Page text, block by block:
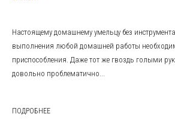
Настоящему домашнему умельцу без
выполнения любой домашней работы
приспособления. Даже тот же гвоздь голыми
довольно проблематично...
ПОДРОБНЕЕ